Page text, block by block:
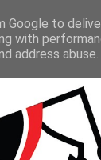
FILMY
Google to
with
address abuse.